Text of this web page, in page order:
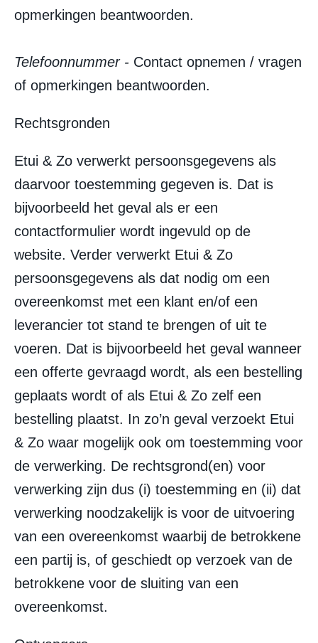
opmerkingen beantwoorden.
Telefoonnummer- Contact opnemen / vragen
of opmerkingen beantwoorden.
Rechtsgronden
Etui & Zo verwerkt persoonsgegevens als
daarvoor toestemming gegeven is. Dat is
bijvoorbeeld het geval als er een
contactformulier wordt ingevuld op de
website. Verder verwerkt Etui & Zo
persoonsgegevens als dat nodig om een
overeenkomst met een klant en/of een
leverancier tot stand te brengen of uit te
voeren. Dat is bijvoorbeeld het geval wanneer
een offerte gevraagd wordt, als een bestelling
geplaats wordt of als Etui & Zo zelf een
bestelling plaatst. In zo’n geval verzoekt Etui
& Zo waar mogelijk ook om toestemming voor
de verwerking. De rechtsgrond(en) voor
verwerking zijn dus (i) toestemming en (ii) dat
verwerking noodzakelijk is voor de uitvoering
van een overeenkomst waarbij de betrokkene
een partij is, of geschiedt op verzoek van de
betrokkene voor de sluiting van een
overeenkomst.